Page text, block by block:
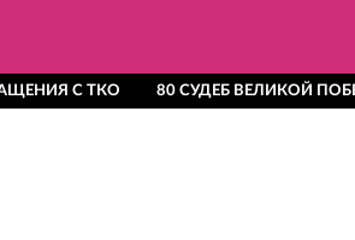
С ТКО 80 СУДЕБ ВЕЛИКОЙ